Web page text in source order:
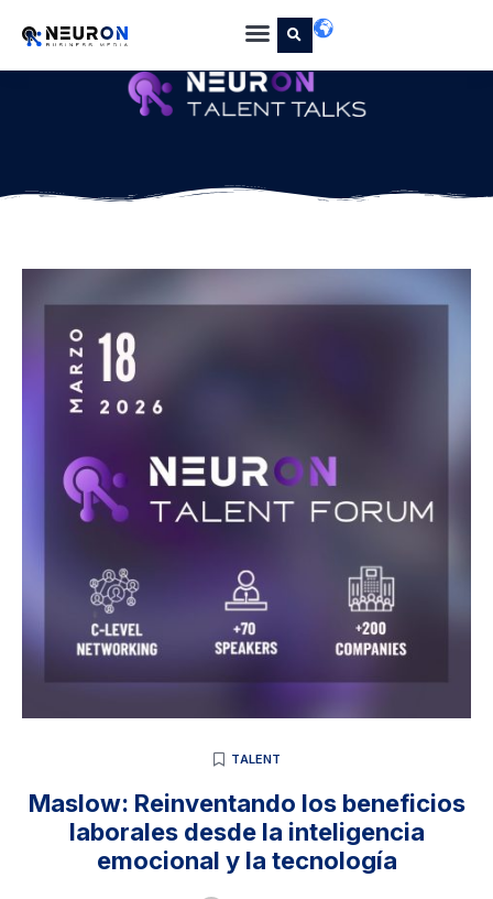
TALENT
Maslow: Reinventando los beneficios
laborales desde la inteligencia
emocional y la tecnología